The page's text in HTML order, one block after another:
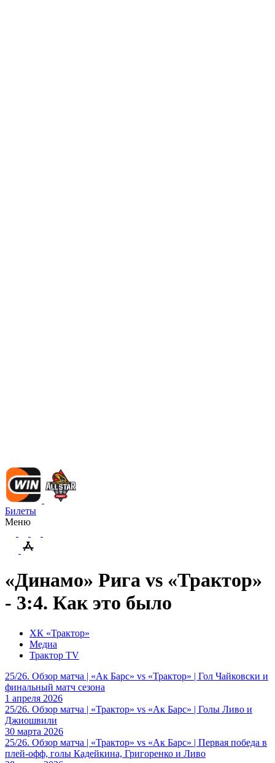
Билеты
Меню
«Динамо» Рига vs «Трактор»
- 3:4. Как это было
ХК «Трактор»
Медиа
Трактор TV
25/26. Обзор матча | «Ак Барс» vs «Трактор» | Гол Чайковски и
финальный матч сезона
1 апреля 2026
25/26. Обзор матча | «Трактор» vs «Ак Барс» | Голы Ливо и
Джиошвили
30 марта 2026
25/26. Обзор матча | «Трактор» vs «Ак Барс» | Первая победа в
плей-офф, голы Кадейкина, Григоренко и Ливо